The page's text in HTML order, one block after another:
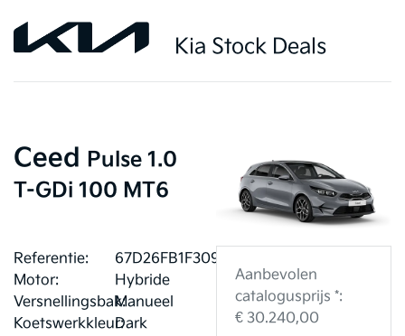
Kia Stock Deals
Ceed Pulse 1.0
T-GDi 100 MT6
Referentie:
67D26FB1F3094
Motor:
Hybride
Versnellingsbak:Manueel
Koetswerkkleur:Dark
Aanbevolen
catalogusprijs *:
€ 30.240,00